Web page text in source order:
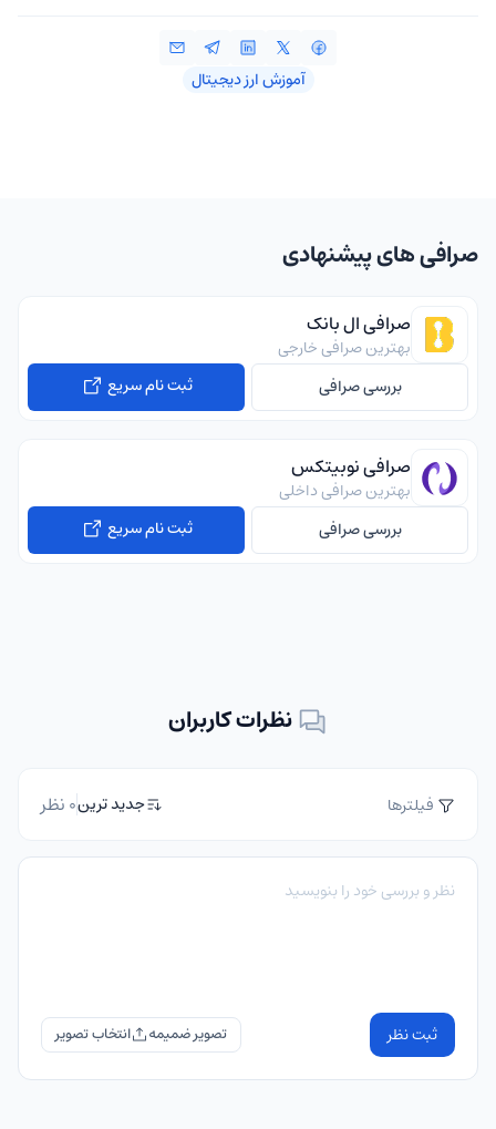
آموزش ارز دیجیتال
صرافی های پیشنهادی
صرافی ال بانک
بهترین صرافی خارجی
بررسی صرافی
ثبت نام سریع
صرافی نوبیتکس
بهترین صرافی داخلی
بررسی صرافی
ثبت نام سریع
نظرات کاربران
فیلترها جدید ترین0 نظر
ثبت نظر تصویر ضمیمه